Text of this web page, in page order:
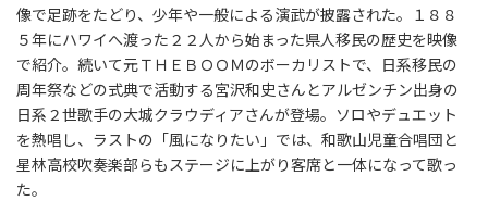
像で足跡をたどり、少年や一般による演武が披露された。１８８
５年にハワイへ渡った２２人から始まった県人移民の歴史を映像
で紹介。続いて元ＴＨＥＢＯＯＭのボーカリストで、日系移民の
周年祭などの式典で活動する宮沢和史さんとアルゼンチン出身の
日系２世歌手の大城クラウディアさんが登場。ソロやデュエット
を熱唱し、ラストの「風になりたい」では、和歌山児童合唱団と
星林高校吹奏楽部らもステージに上がり客席と一体になって歌っ
た。